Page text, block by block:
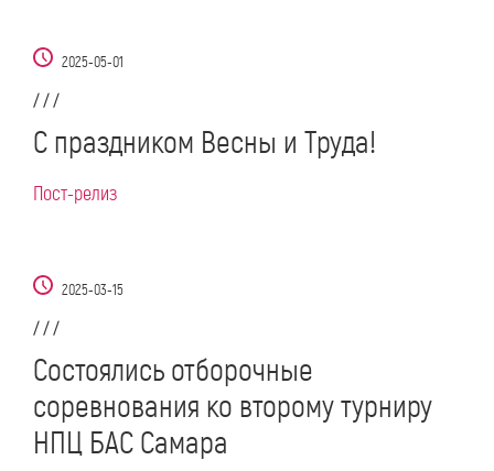
2025-05-01
/ / /
С праздником Весны и Труда!
Пост-релиз
2025-03-15
/ / /
Состоялись отборочные
соревнования ко второму турниру
НПЦ БАС Самара